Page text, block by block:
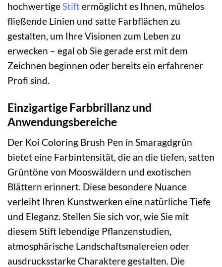
hochwertigeStiftermöglicht es Ihnen, mühelos
fließende Linien und satte Farbflächen zu
gestalten, um Ihre Visionen zum Leben zu
erwecken – egal ob Sie gerade erst mit dem
Zeichnen beginnen oder bereits ein erfahrener
Profi sind.
Einzigartige Farbbrillanz und
Anwendungsbereiche
Der Koi Coloring Brush Pen in Smaragdgrün
bietet eine Farbintensität, die an die tiefen, satten
Grüntöne von Mooswäldern und exotischen
Blättern erinnert. Diese besondere Nuance
verleiht Ihren Kunstwerken eine natürliche Tiefe
und Eleganz. Stellen Sie sich vor, wie Sie mit
diesem Stift lebendige Pflanzenstudien,
atmosphärische Landschaftsmalereien oder
ausdrucksstarke Charaktere gestalten. Die